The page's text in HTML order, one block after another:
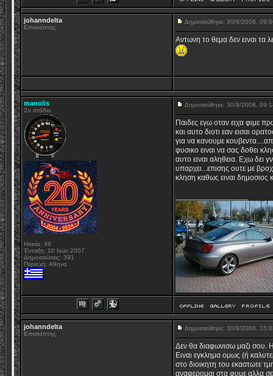
johanndelta
Επισκέπτης
Δημοσιεύθηκε: 30/9/2008,
Αντωνη το θεμα δεν ειναι τα
manolis
2ο στάδιο
Ηλικία: 49
Ένταξη: 10 Ιούν 2007
Δημοσιεύσεις: 391
Περιοχή: Αθηνα
Δημοσιεύθηκε: 30/9/2008,
Παιδες εγω οταν ειχα φιμε
και αυτο διοτι εαν εισαι
για να κανουμε
φυσικο ειναι να σας δοθει
αυτο ειναι αληθεια. Εχω δει
υπαρχει...επισης ουτε με
κληση καθως ειναι δημοσιος
johanndelta
Επισκέπτης
Δημοσιεύθηκε: 30/9/2008,
Δεν θα διαφωνισω μαζι σου.
Ειναι εγκλημα ομως (ή
στο διοικητη του εκαστωτε
αναφερομαι στα φυμε αλλα σε